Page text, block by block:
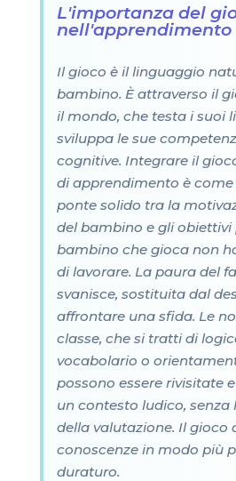
L'importanza del
nell'apprendimento
Il gioco è il linguaggio
bambino. È attraverso il
il mondo, che testa i suoi
sviluppa le sue
cognitive. Integrare il
di apprendimento è
ponte solido tra la
del bambino e gli obiettivi
bambino che gioca non
di lavorare. La paura del
svanisce, sostituita dal
affrontare una sfida. Le
classe, che si tratti di
vocabolario o
possono essere rivisitate
un contesto ludico, senza
della valutazione. Il gioco
conoscenze in modo più
duraturo.